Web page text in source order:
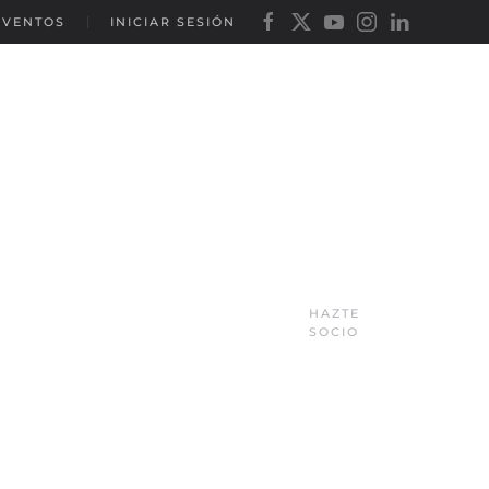
INICIAR SESIÓN
HAZTE
SOCIO